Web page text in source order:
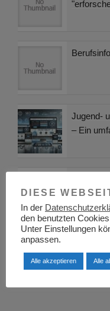
Jugend-
– Ein
DIESE
In der
den benutzten
Unter Einstellungen
anpassen.
Alle akzeptieren Alle